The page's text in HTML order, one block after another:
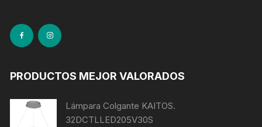
PRODUCTOS MEJOR VALORADOS
Lámpara Colgante KAITOS.
32DCTLLED205V30S